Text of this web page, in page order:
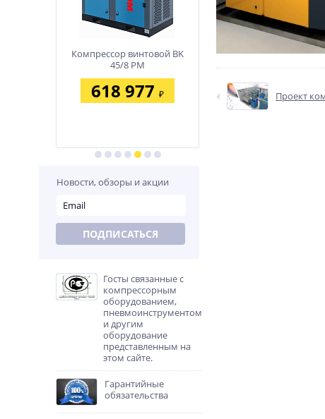
Компрессор винтовой BK
45/8 PM
618 977 ₽
Компрессор винтовой BK
37/8 PM
458 386₽
Новости, обзоры и акции
ПОДПИСАТЬСЯ
Госты связанные с
компрессорным
оборудованием,
пневмоинструментом
и другим
оборудование
представленным на
этом сайте.
Гарантийные
обязательства
Проект